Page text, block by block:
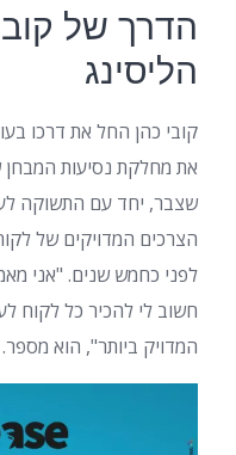
הדרך של
הליסינג
קובי כהן החל את דרכו
את מחלקת נסיעות המבחן
שצבר, יחד עם התשוקה
הצרכים המדויקים של
לפני כחמש שנים. "אני
חשוב לי להכיר כל לקוח
המדויק ביותר", הוא מספר.